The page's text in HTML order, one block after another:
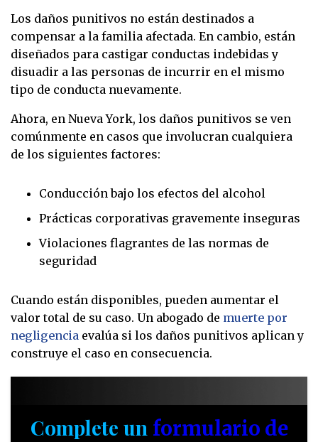
Los daños punitivos no están destinados a
compensar a la familia afectada. En cambio, están
diseñados para castigar conductas indebidas y
disuadir a las personas de incurrir en el mismo
tipo de conducta nuevamente.
Ahora, en Nueva York, los daños punitivos se ven
comúnmente en casos que involucran cualquiera
de los siguientes factores:
Conducción bajo los efectos del alcohol
Prácticas corporativas gravemente inseguras
Violaciones flagrantes de las normas de
seguridad
Cuando están disponibles, pueden aumentar el
valor total de su caso. Un abogado de muerte por
negligencia evalúa si los daños punitivos aplican y
construye el caso en consecuencia.
Complete un formulario de